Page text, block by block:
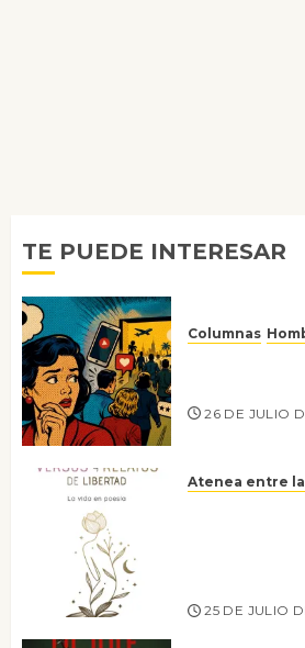
TE PUEDE INTERESAR
Columnas
26 DE JULIO
Atenea entre
25 DE JULIO